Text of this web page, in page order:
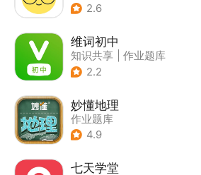
2.6
维词初中
知识共享
作业题库
| 英语学习
2.2
妙懂地理
作业题库
4.9
七天学堂